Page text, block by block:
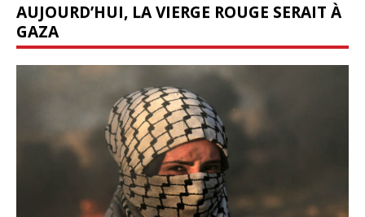
AUJOURD’HUI, LA VIERGE ROUGE SERAIT À
GAZA